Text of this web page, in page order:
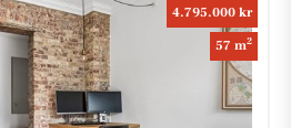
4.795.000 kr
57 m2